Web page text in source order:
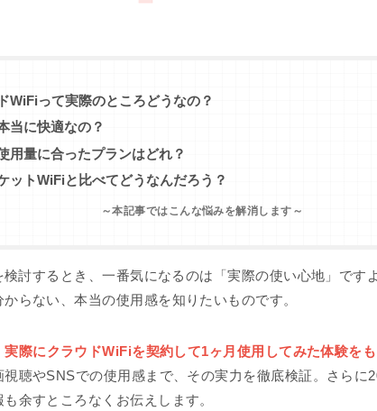
WiFiって実際のところどうなの？
当に快適なの？
用量に合ったプランはどれ？
ットWiFiと比べてどうなんだろう？
～本記事ではこんな悩みを解消します～
討するとき、一番気になるのは「実際の使い心地」です
らない、本当の使用感を知りたいものです。
実際にクラウドWiFiを契約して1ヶ月使用してみた体験を
聴やSNSでの使用感まで、その実力を徹底検証。さらに
余すところなくお伝えします。